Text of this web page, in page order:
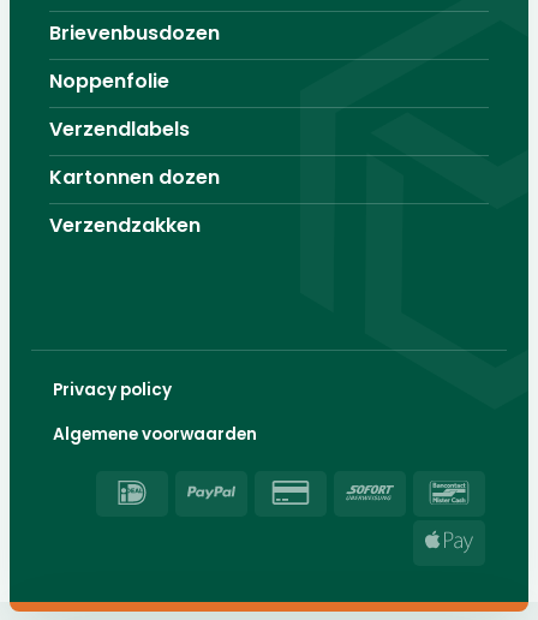
Brievenbusdozen
Noppenfolie
Verzendlabels
Kartonnen dozen
Verzendzakken
Privacy policy
Algemene voorwaarden
IDeal PayPal
Credit
Sofort